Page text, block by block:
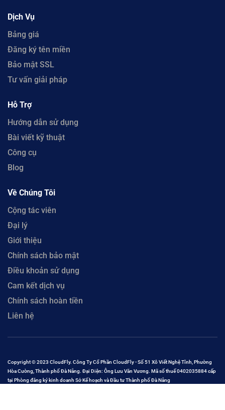
Dịch Vụ
Bảng giá
Đăng ký tên miền
Bảo mật SSL
Tư vấn giải pháp
Hỗ Trợ
Hướng dẫn sử dụng
Bài viết kỹ thuật
Công cụ
Blog
Về Chúng Tôi
Cộng tác viên
Đại lý
Giới thiệu
Chính sách bảo mật
Điều khoản sử dụng
Cam kết dịch vụ
Chính sách hoàn tiền
Liên hệ
Copyright © 2023 CloudFly. Công Ty Cổ Phần CloudFly - Số 51 Xô Viết Nghệ Tĩnh, Phường
Hòa Cường, Thành phố Đà Nẵng. Đại Diện: Ông Lưu Văn Vương. Mã số thuế 0402035884 cấp
tại Phòng đăng ký kinh doanh Sở Kế hoạch và Đầu tư Thành phố Đà Nẵng